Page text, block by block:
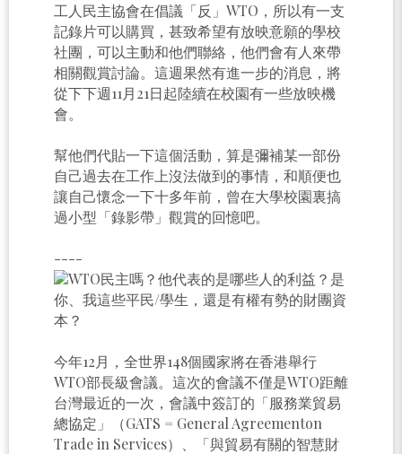
工人民主協會在倡議「反」WTO，所以有一支
記錄片可以購買，甚致希望有放映意願的學校
社團，可以主動和他們聯絡，他們會有人來帶
相關觀賞討論。這週果然有進一步的消息，將
從下下週11月21日起陸續在校園有一些放映機
會。
幫他們代貼一下這個活動，算是彌補某一部份
自己過去在工作上沒法做到的事情，和順便也
讓自己懷念一下十多年前，曾在大學校園裏搞
過小型「錄影帶」觀賞的回憶吧。
----
WTO民主嗎？他代表的是哪些人的利益？是
你、我這些平民/學生，還是有權有勢的財團資
本？
今年12月，全世界148個國家將在香港舉行
WTO部長級會議。這次的會議不僅是WTO距離
台灣最近的一次，會議中簽訂的「服務業貿易
總協定」（GATS = General Agreementon
Trade in Services）、「與貿易有關的智慧財